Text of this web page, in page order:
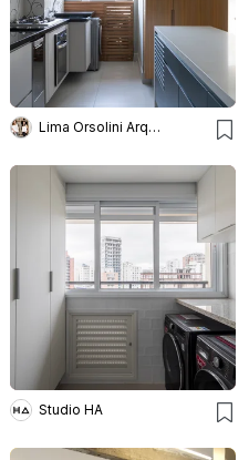
Lima Orsolini Arquitetura e Interiores
Studio HA